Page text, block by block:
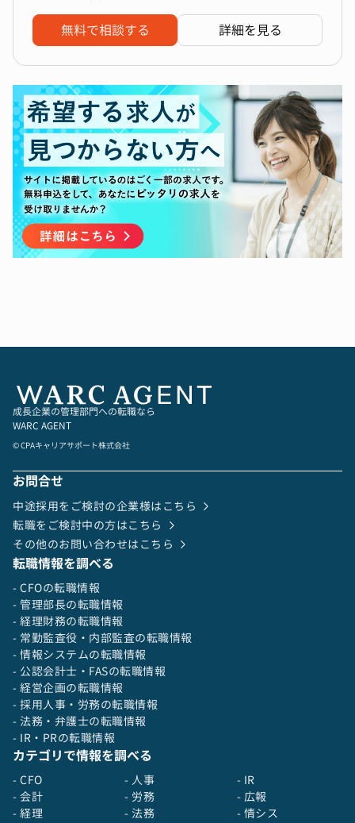
検索する
500万円以上〜上限なし
れる。
加えて、財務経理部門を中心として人員採用・育
な責任として、株価の最大化を図りながら2026
年の米国株式市場 IPOを主導する。
■職責
1,エクイティストーリーを策定し、投資家とのコ
ミュニケーションを主導して、自社の魅力を社外
関係者（投資家、証券会社、銀行、etc.）に発信
する。投資家と良好な関係構築を通じて、企業価
値を最大化して資金調達を成功させる。
2,CEO、CTO、COO、他の重要なステークホルダ
ーと共に、会社の非連続な成長を成し遂げる戦
3,事業戦略・財務戦略・予算策定の立案及び実行
を通じて事業成長に貢献する。また財務・経理チ
る。
を運営する。事務的な運営や形式的な会の実施で
築し、適切なアジェンダ設定等を行う。
5,US GAAPに基づく米国証券取引委員会への財務
報告、ならびに経営陣への財務の報告・分析の準
備・実行を行う。
6,IPOプロセス（S1提出書類およびその他の米国
証券取引委員会要件）のマネジメントを法律事務
所・監査法人・投資銀行・その他の専門家と協力
して実行する。
7,キャッシュフロー、BS/PL管理、税務を含む財
務マネジメントを行う。またリスクマネジメント
も行う。
8,米国の公開会社として要求される適切な内部統
制レベルを確立/維持し、監査プロセスを管理
し、米国のSOXを含む必要なすべてのコンプライ
アンスを満たすことを保証する。
9,ITやシステムを適切に使用し、効果的で効率的
かつ透明性のある財務運営を開発・維持する。
10,会社の成長に対応できるように強力な財務・
経営管理チームを組成し、育成する。高い倫理観
持つ役職）として企業価値向上への貢献、及びバ
リュエーション交渉経験
(3)PEファンド等で企業経営、同企業のExit(上
場・売却)
2,グローバル投資家から資金調達できるレベルの
英語交渉能力。
3,挑戦的な精神と優れたチームプレーヤーとして
の強いリーダーシップ
無料で相談する 詳細を見る
成長企業の管理部門への転職なら
WARC AGENT
© CPAキャリアサポート株式会社
お問合せ
中途採用をご検討の企業様はこちら
転職をご検討中の方はこちら
その他のお問い合わせはこちら
転職情報を調べる
- CFOの転職情報
- 管理部長の転職情報
- 経理財務の転職情報
- 常勤監査役・内部監査の転職情報
- 情報システムの転職情報
- 公認会計士・FASの転職情報
- 経営企画の転職情報
- 採用人事・労務の転職情報
- 法務・弁護士の転職情報
- IR・PRの転職情報
カテゴリで情報を調べる
- CFO
- 会計
- 経理
- 人事
- 労務
- 法務
- IR
- 広報
- 情シス